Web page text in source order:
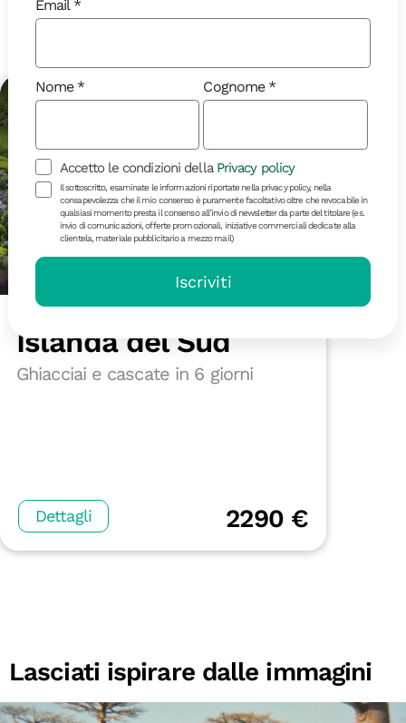
Ultimi posti!
6 giorni | in partenza il 21/08
Islanda del Sud
Ghiacciai e cascate in 6 giorni
Dettagli 2290 €
Lasciati ispirare dalle immagini
Email
Nome Cognome
Accetto le condizioni della Privacy policy
Il sottoscritto, esaminate le informazioni riportate nella privacy policy, nella
consapevolezza che il mio consenso è puramente facoltativo oltre che revocabile in
qualsiasi momento presta il consenso all’invio di newsletter da parte del titolare (es.
invio di comunicazioni, offerte promozionali, iniziative commerciali dedicate alla
clientela, materiale pubblicitario a mezzo mail)
Iscriviti